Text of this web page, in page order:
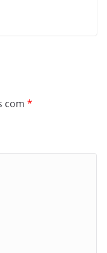
com *